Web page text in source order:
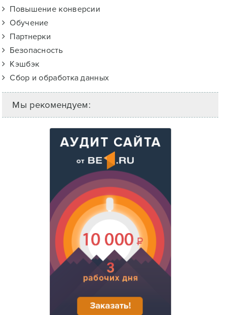
Повышение конверсии
Обучение
Партнерки
Безопасность
Кэшбэк
Сбор и обработка данных
Мы рекомендуем: